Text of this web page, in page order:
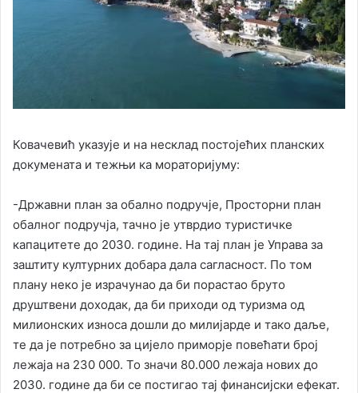
Ковачевић указује и на несклад постојећих планских
докумената и тежњи ка мораторијуму:
-Државни план за обално подручје, Просторни план
обалног подручја, тачно је утврдио туристичке
капацитете до 2030. године. На тај план је Управа за
заштиту културних добара дала сагласност. По том
плану неко је израчунао да би порастао бруто
друштвени доходак, да би приходи од туризма од
милионских износа дошли до милијарде и тако даље,
те да је потребно за цијело приморје повећати број
лежаја на 230 000. То значи 80.000 лежаја нових до
2030. године да би се постигао тај финансијски ефекат.